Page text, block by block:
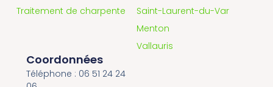
Traitement de charpente
Saint-Laurent-du-Var
Menton
Vallauris
Coordonnées
Téléphone : 06 51 24 24